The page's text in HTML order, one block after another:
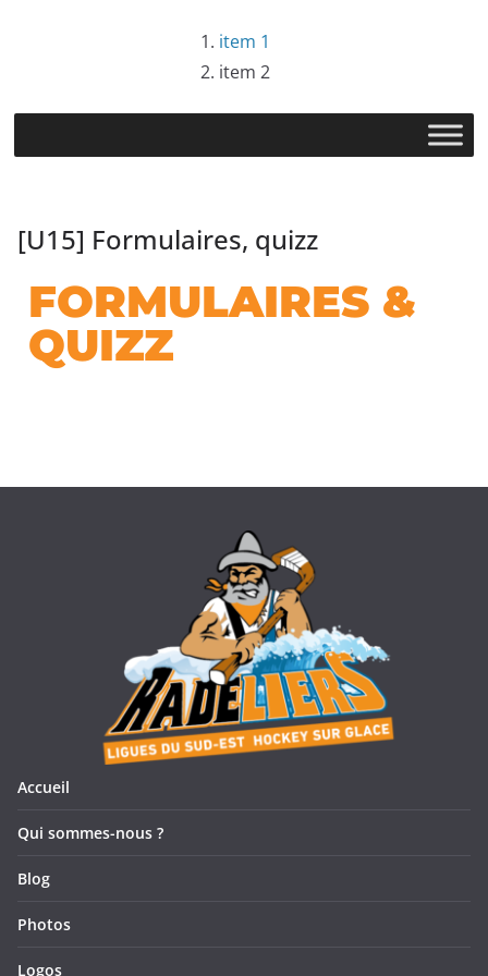
item 1
item 2
[U15] Formulaires, quizz
FORMULAIRES &
QUIZZ
Accueil
Qui sommes-nous ?
Blog
Photos
Logos